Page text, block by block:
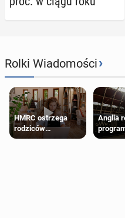
Rolki Wiadomości›
HMRC ostrzega
rodziców
pobierających Child
Anglia